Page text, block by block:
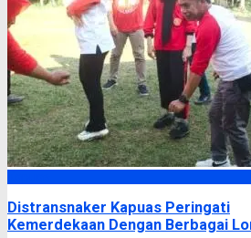
Distransnaker Kapuas Peringati
Kemerdekaan Dengan Berbagai